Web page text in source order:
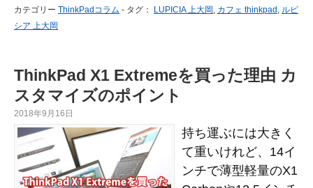
カテゴリー ThinkPadコラム - タグ： LUPICIA 上大岡 , カフェ thinkpad , ルピ
シア 上大岡
ThinkPad X1 Extremeを買った理由 カ
スタマイズのポイント
2018年9月16日
持ち運ぶには大きく
て重いけれど、14イ
ンチで薄型軽量のX1